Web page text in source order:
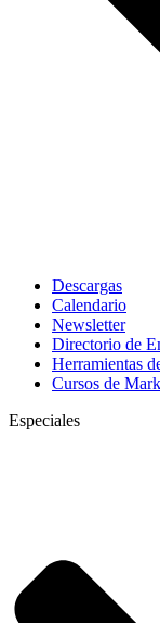
Descargas
Calendario
Newsletter
Directorio de
Herramientas
Cursos de
Especiales